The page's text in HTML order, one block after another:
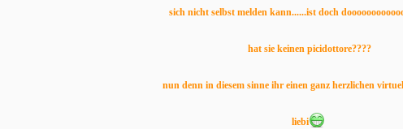
sich nicht selbst melden kann......ist doch
hat sie keinen picidottore????
nun denn in diesem sinne ihr einen ganz herzlichen
liebi